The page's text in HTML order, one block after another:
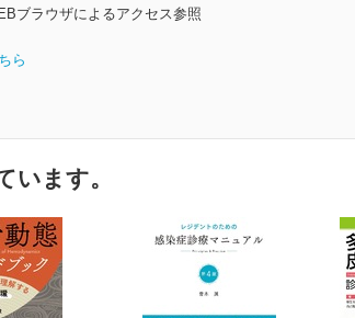
ブラウザによるアクセス参照
ら
います。